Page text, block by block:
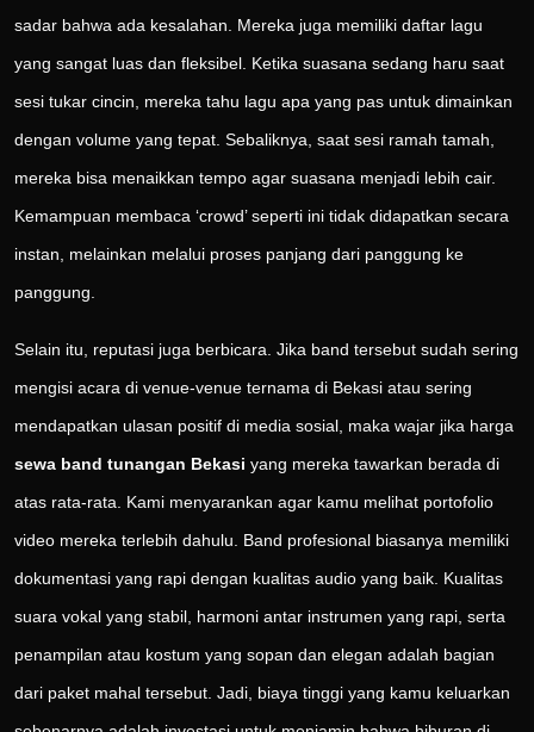
sadar bahwa ada kesalahan. Mereka juga memiliki daftar lagu
yang sangat luas dan fleksibel. Ketika suasana sedang haru saat
sesi tukar cincin, mereka tahu lagu apa yang pas untuk dimainkan
dengan volume yang tepat. Sebaliknya, saat sesi ramah tamah,
mereka bisa menaikkan tempo agar suasana menjadi lebih cair.
Kemampuan membaca ‘crowd’ seperti ini tidak didapatkan secara
instan, melainkan melalui proses panjang dari panggung ke
panggung.
Selain itu, reputasi juga berbicara. Jika band tersebut sudah sering
mengisi acara di venue-venue ternama di Bekasi atau sering
mendapatkan ulasan positif di media sosial, maka wajar jika harga
sewa band tunangan Bekasi yang mereka tawarkan berada di
atas rata-rata. Kami menyarankan agar kamu melihat portofolio
video mereka terlebih dahulu. Band profesional biasanya memiliki
dokumentasi yang rapi dengan kualitas audio yang baik. Kualitas
suara vokal yang stabil, harmoni antar instrumen yang rapi, serta
penampilan atau kostum yang sopan dan elegan adalah bagian
dari paket mahal tersebut. Jadi, biaya tinggi yang kamu keluarkan